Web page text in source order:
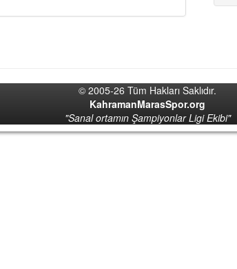
© 2005-26 Tüm Hakları Saklıdır.
KahramanMarasSpor.org
"Sanal ortamın Şampiyonlar Ligi Ekibi"